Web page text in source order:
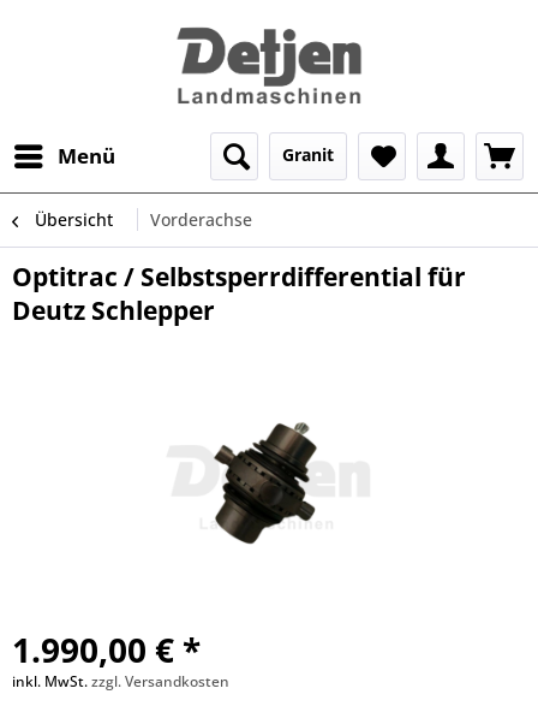
Menü Granit
Übersicht Vorderachse
Optitrac / Selbstsperrdifferential für
Deutz Schlepper
1.990,00 € *
inkl. MwSt.zzgl. Versandkosten